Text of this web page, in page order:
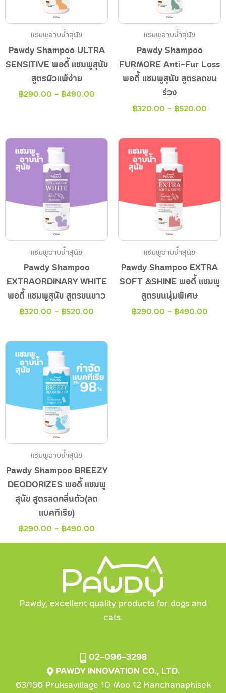
แชมพูอาบน้ำสุนัข
Pawdy Shampoo ULTRA
SENSITIVE พอดี้ แชมพูสุนัข
สูตรผิวแพ้ง่าย
฿290.00 - ฿490.00
แชมพูอาบน้ำสุนัข
Pawdy Shampoo
FURMORE Anti-Fur Loss
พอดี้ แชมพูสุนัข สูตรลดขน
ร่วง
฿320.00 - ฿520.00
แชมพูอาบน้ำสุนัข
Pawdy Shampoo
EXTRAORDINARY WHITE
พอดี้ แชมพูสุนัข สูตรขนขาว
฿320.00 - ฿520.00
แชมพูอาบน้ำสุนัข
Pawdy Shampoo EXTRA
SOFT &SHINE พอดี้ แชมพู
สูตรขนนุ่มพิเศษ
฿290.00 - ฿490.00
แชมพูอาบน้ำสุนัข
Pawdy Shampoo BREEZY
DEODORIZES พอดี้ แชมพู
สุนัข สูตรลดกลิ่นตัว(ลด
แบคทีเรีย)
฿290.00 - ฿490.00
Pawdy, excellent quality products for dogs and
cats.
02-096-3298
PAWDY INNOVATION CO., LTD.
63/156 Pruksavillage 10 Moo 12 Kanchanaphisek